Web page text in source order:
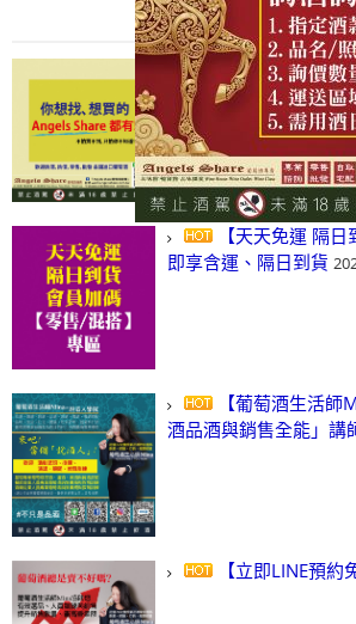
all events
【凡酒問Angels
(尋)酒、詢價、零售、
2024/03/01
【天天免運 隔
即享含運、隔日到貨
【葡萄酒生活師
酒品酒與銷售全能」講
【立即LINE預約